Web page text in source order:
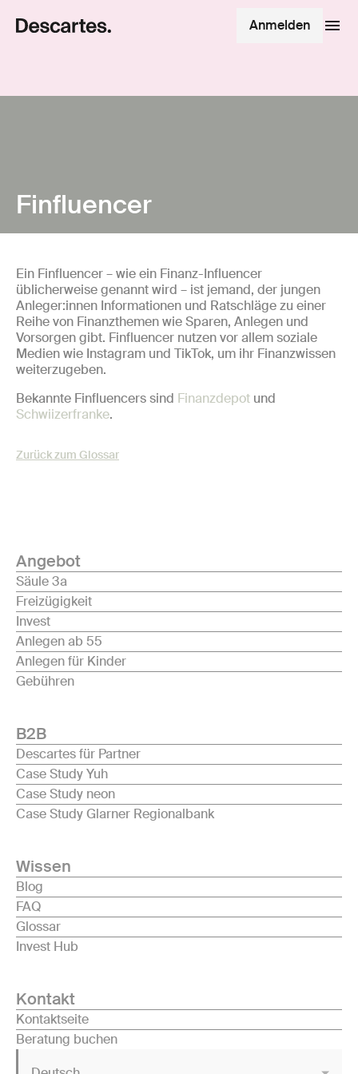
Anmelden
Finfluencer
Ein Finfluencer – wie ein Finanz-Influencer
üblicherweise genannt wird – ist jemand, der jungen
Anleger:innen Informationen und Ratschläge zu einer
Reihe von Finanzthemen wie Sparen, Anlegen und
Vorsorgen gibt. Finfluencer nutzen vor allem soziale
Medien wie Instagram und TikTok, um ihr Finanzwissen
weiterzugeben.
Bekannte Finfluencers sind Finanzdepot und
Schwiizerfranke.
Zurück zum Glossar
Angebot
Säule 3a
Freizügigkeit
Invest
Anlegen ab 55
Anlegen für Kinder
Gebühren
B2B
Descartes für Partner
Case Study Yuh
Case Study neon
Case Study Glarner Regionalbank
Wissen
Blog
FAQ
Glossar
Invest Hub
Kontakt
Kontaktseite
Beratung buchen